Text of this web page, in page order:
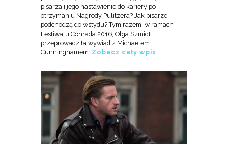
pisarza i jego nastawienie do kariery po
otrzymaniu Nagrody Pulitzera? Jak pisarze
podchodzą do wstydu? Tym razem, w ramach
Festiwalu Conrada 2016, Olga Szmidt
przeprowadziła wywiad z Michaelem
Cunninghamem. Zobacz cały wpis